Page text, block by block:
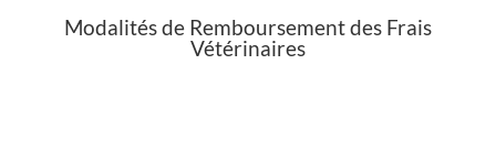
Modalités de Remboursement des Frais
Vétérinaires